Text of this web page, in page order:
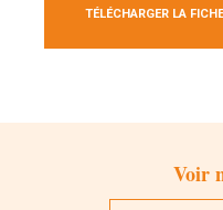
TÉLÉCHARGER LA
Voir